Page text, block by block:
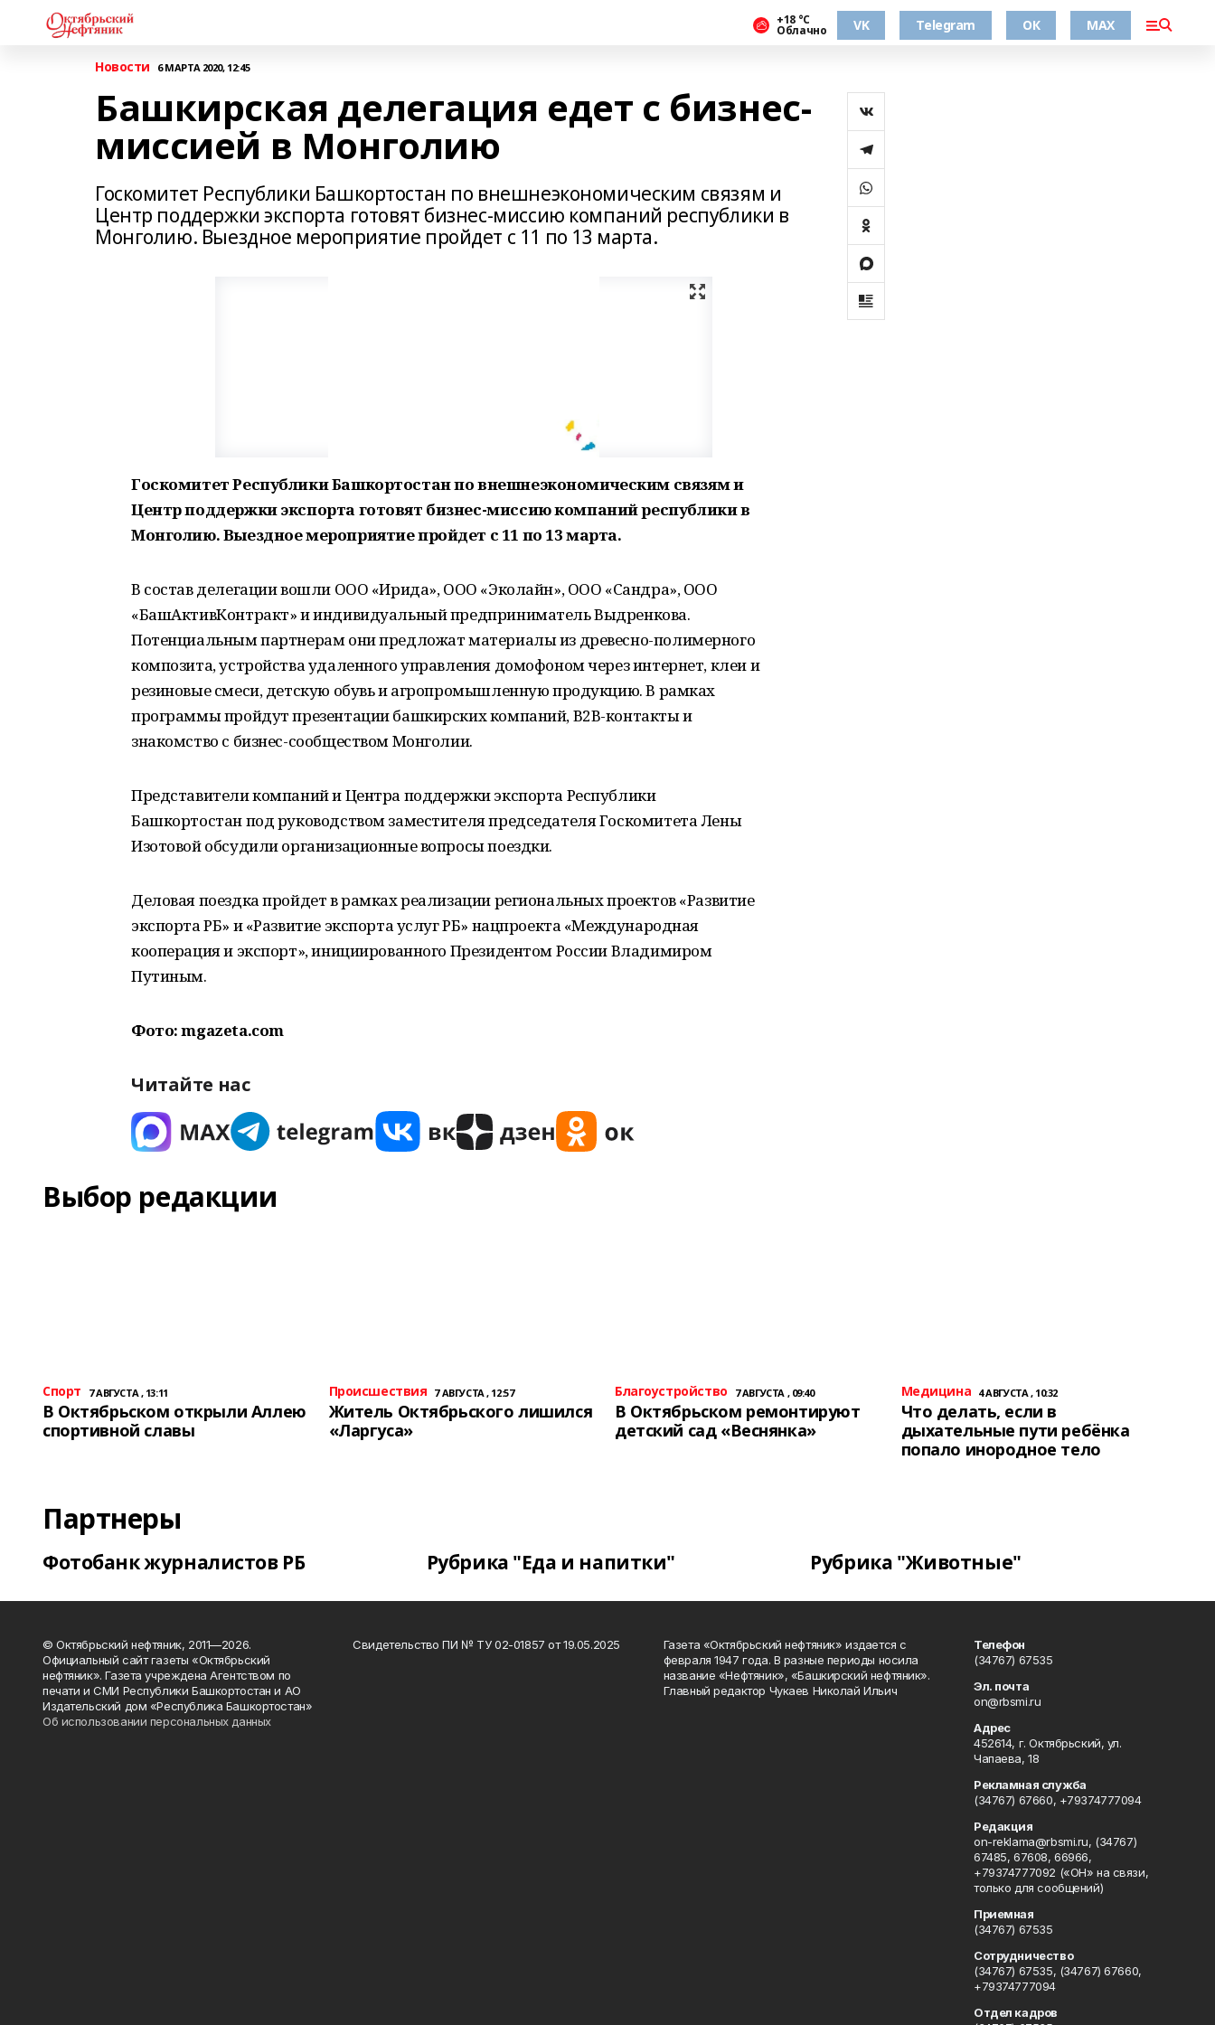
+18 °С
Облачно VK Telegram ОК MAX
Новости 6 МАРТА 2020, 12:45
Башкирская делегация едет с бизнес-
миссией в Монголию
Госкомитет Республики Башкортостан по внешнеэкономическим связям и
Центр поддержки экспорта готовят бизнес-миссию компаний республики в
Монголию. Выездное мероприятие пройдет с 11 по 13 марта.
Госкомитет Республики Башкортостан по внешнеэкономическим связям и
Центр поддержки экспорта готовят бизнес-миссию компаний республики в
Монголию. Выездное мероприятие пройдет с 11 по 13 марта.
В состав делегации вошли ООО «Ирида», ООО «Эколайн», ООО «Сандра», ООО
«БашАктивКонтракт» и индивидуальный предприниматель Выдренкова.
Потенциальным партнерам они предложат материалы из древесно-полимерного
композита, устройства удаленного управления домофоном через интернет, клеи и
резиновые смеси, детскую обувь и агропромышленную продукцию. В рамках
программы пройдут презентации башкирских компаний, В2В-контакты и
знакомство с бизнес-сообществом Монголии.
Представители компаний и Центра поддержки экспорта Республики
Башкортостан под руководством заместителя председателя Госкомитета Лены
Изотовой обсудили организационные вопросы поездки.
Деловая поездка пройдет в рамках реализации региональных проектов «Развитие
экспорта РБ» и «Развитие экспорта услуг РБ» нацпроекта «Международная
кооперация и экспорт», инициированного Президентом России Владимиром
Путиным.
Фото: mgazeta.com
Читайте нас
Выбор редакции
Спорт 7 АВГУСТА , 13:11
В Октябрьском открыли Аллею
спортивной славы
Происшествия 7 АВГУСТА , 12:57
Житель Октябрьского лишился
«Ларгуса»
Благоустройство 7 АВГУСТА , 09:40
В Октябрьском ремонтируют
детский сад «Веснянка»
Медицина 4 АВГУСТА , 10:32
Что делать, если в
дыхательные пути ребёнка
попало инородное тело
Партнеры
Фотобанк журналистов РБ Рубрика "Еда и напитки" Рубрика "Животные"
© Октябрьский нефтяник, 2011—2026.
Официальный сайт газеты «Октябрьский
нефтяник». Газета учреждена Агентством по
печати и СМИ Республики Башкортостан и АО
Издательский дом «Республика Башкортостан»
Об использовании персональных данных
Свидетельство ПИ № ТУ 02-01857 от 19.05.2025
Газета «Октябрьский нефтяник» издается с
февраля 1947 года. В разные периоды носила
название «Нефтяник», «Башкирский нефтяник».
Главный редактор Чукаев Николай Ильич
Телефон
(34767) 67535
Эл. почта
on@rbsmi.ru
Адрес
452614, г. Октябрьский, ул.
Чапаева, 18
Рекламная служба
(34767) 67660, +79374777094
Редакция
on-reklama@rbsmi.ru, (34767)
67485, 67608, 66966,
+79374777092 («ОН» на связи,
только для сообщений)
Приемная
(34767) 67535
Сотрудничество
(34767) 67535, (34767) 67660,
+79374777094
Отдел кадров